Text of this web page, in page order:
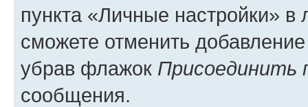
пункта «Личные настройки»
сможете отменить
убрав флажок Присоединить
сообщения.